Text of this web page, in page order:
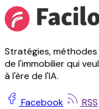
Stratégies,
de l'immobilier qui
à l'ère de l'IA.
Facebook RSS